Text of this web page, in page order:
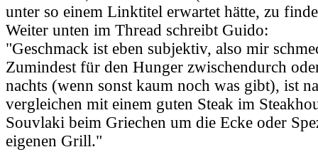
unter so einem Linktitel erwartet hätte, zu
Weiter unten im Thread schreibt Guido:
"Geschmack ist eben subjektiv, also mir
Zumindest für den Hunger zwischendurch
nachts (wenn sonst kaum noch was gibt), ist
vergleichen mit einem guten Steak im
Souvlaki beim Griechen um die Ecke oder
eigenen Grill."